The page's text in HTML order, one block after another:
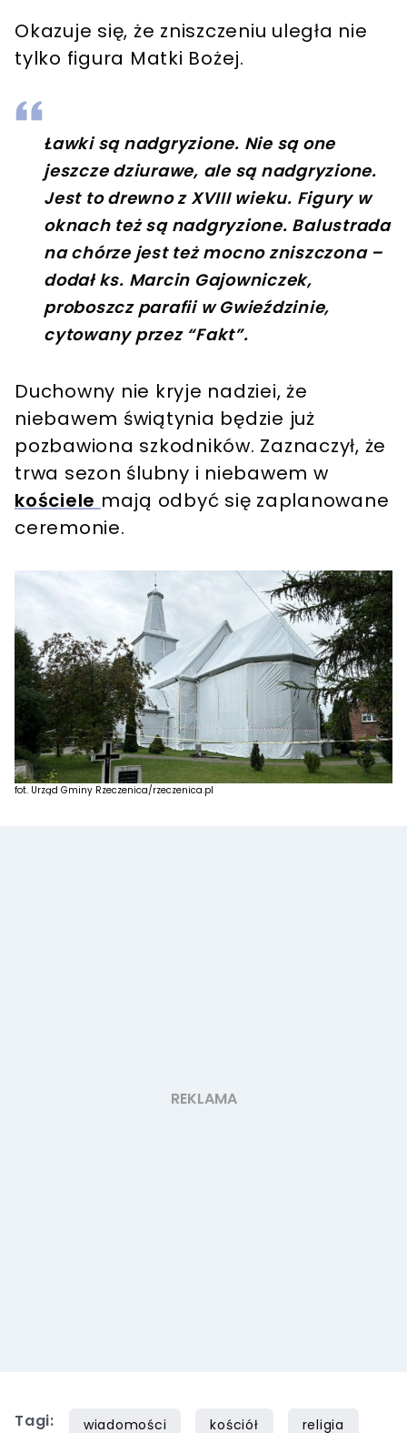
Okazuje się, że zniszczeniu uległa nie
tylko figura Matki Bożej.
Ławki są nadgryzione. Nie są one
jeszcze dziurawe, ale są nadgryzione.
Jest to drewno z XVIII wieku. Figury w
oknach też są nadgryzione. Balustrada
na chórze jest też mocno zniszczona –
dodał ks. Marcin Gajowniczek,
proboszcz parafii w Gwieździnie,
cytowany przez “Fakt”.
Duchowny nie kryje nadziei, że
niebawem świątynia będzie już
pozbawiona szkodników. Zaznaczył, że
trwa sezon ślubny i niebawem w
kościele mają odbyć się zaplanowane
ceremonie.
fot. Urząd Gminy Rzeczenica/rzeczenica.pl
Tagi: wiadomości kościół religia